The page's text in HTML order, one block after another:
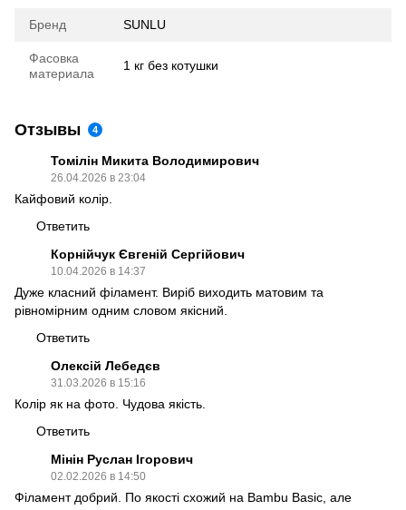
Бренд SUNLU
Фасовка
материала
1 кг без котушки
Отзывы 4
Томілін Микита Володимирович
26.04.2026 в 23:04
Кайфовий колір.
Ответить
Корнійчук Євгеній Сергійович
10.04.2026 в 14:37
Дуже класний філамент. Виріб виходить матовим та
рівномірним одним словом якісний.
Ответить
Олексій Лебедєв
31.03.2026 в 15:16
Колір як на фото. Чудова якість.
Ответить
Мінін Руслан Ігорович
02.02.2026 в 14:50
Філамент добрий. По якості схожий на Bambu Basic, але